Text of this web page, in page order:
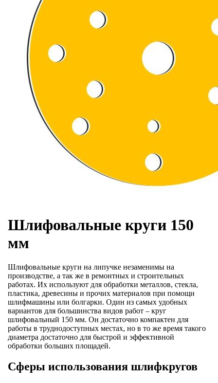
Шлифовальные круги 150
мм
Шлифовальные круги на липучке незаменимы на
производстве, а так же в ремонтных и строительных
работах. Их используют для обработки металлов, стекла,
пластика, древесины и прочих материалов при помощи
шлифмашины или болгарки. Один из самых удобных
вариантов для большинства видов работ – круг
шлифовальный 150 мм. Он достаточно компактен для
работы в труднодоступных местах, но в то же время такого
диаметра достаточно для быстрой и эффективной
обработки больших площадей.
Сферы использования шлифкругов